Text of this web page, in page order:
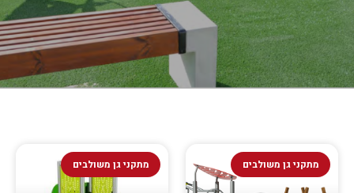
מתקני גן משולבים מתקני גן משולבים